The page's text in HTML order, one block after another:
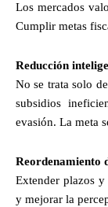
Los mercados
Cumplir metas
Reducción
No se trata solo
subsidios
evasión. La meta
Reordenamiento
Extender plazos
y mejorar la